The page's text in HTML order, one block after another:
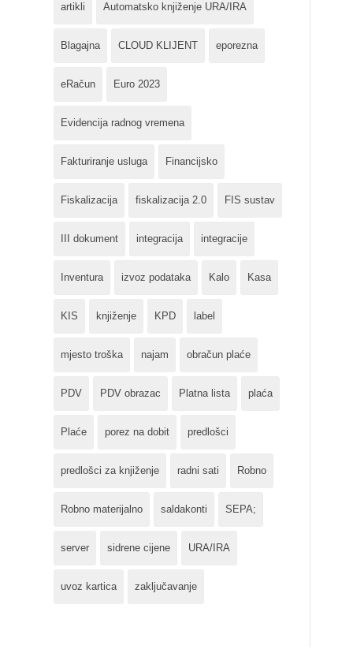
artikli Automatsko knjiženje URA/IRA
Blagajna CLOUD KLIJENT eporezna
eRačun Euro 2023
Evidencija radnog vremena
Fakturiranje usluga Financijsko
Fiskalizacija fiskalizacija 2.0 FIS sustav
III dokument integracija integracije
Inventura izvoz podataka Kalo Kasa
KIS knjiženje KPD label
mjesto troška najam obračun plaće
PDV PDV obrazac Platna lista plaća
Plaće porez na dobit predlošci
predlošci za knjiženje radni sati Robno
Robno materijalno saldakonti SEPA;
server sidrene cijene URA/IRA
uvoz kartica zaključavanje